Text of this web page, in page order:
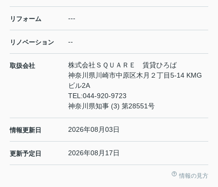
リフォーム ---
リノベーション --
取扱会社
株式会社ＳＱＵＡＲＥ 賃貸ひろば
神奈川県川崎市中原区木月２丁目5-14 KMG
ビル2A
TEL:044-920-9723
神奈川県知事 (3) 第28551号
情報更新日 2026年08月03日
更新予定日 2026年08月17日
情報の見方